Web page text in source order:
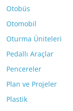
Otobüs
Otomobil
Oturma Üniteleri
Pedallı Araçlar
Pencereler
Plan ve Projeler
Plastik